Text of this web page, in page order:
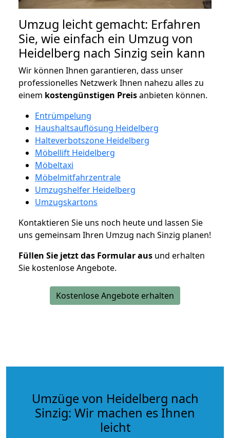
Umzug leicht gemacht: Erfahren
Sie, wie einfach ein Umzug von
Heidelberg nach Sinzig sein kann
Wir können Ihnen garantieren, dass unser
professionelles Netzwerk Ihnen nahezu alles zu
einem kostengünstigen Preisanbieten können.
Entrümpelung
Haushaltsauflösung Heidelberg
Halteverbotszone Heidelberg
Möbellift Heidelberg
Möbeltaxi
Möbelmitfahrzentrale
Umzugshelfer Heidelberg
Umzugskartons
Kontaktieren Sie uns noch heute und lassen Sie
uns gemeinsam Ihren Umzug nach Sinzig planen!
Füllen Sie jetzt das Formular aus und erhalten
Sie kostenlose Angebote.
Kostenlose Angebote erhalten
Umzüge von Heidelberg nach
Sinzig: Wir machen es Ihnen
leicht